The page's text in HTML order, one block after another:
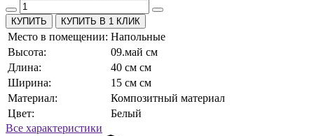
КУПИТЬ В 1 КЛИК
Место в помещении: Напольные
Высота:
09.май см
Длина:
40 см см
Ширина:
15 см см
Материал:
Композитный материал
Цвет:
Белый
Все характеристики